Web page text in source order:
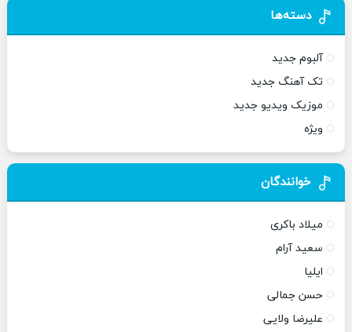
دسته‌ها
آلبوم جدید
تک آهنگ جدید
موزیک ویدیو جدید
ویژه
خوانندگان
میلاد باکری
سعید آرام
ایلیا
حسن جمالی
علیرضا ولایی